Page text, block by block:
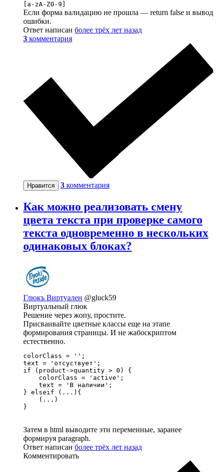
[a-zA-Z0-9]
Если форма валидацию не прошла — return false и вывод
ошибки.
Ответ написан более трёх лет назад
3 комментария
Нравится 3 комментария
Как можно реализовать смену
цвета текста при проверке самого
текста одновременно в нескольких
одинаковых блоках?
Глюкъ Виртуален @gluck59
Виртуальный глюк
Решение через жопу, простите.
Присваивайте цветные классы еще на этапе
формирования страницы. И не жабоскриптом
естественно.
colorClass = '';
text = 'отсуствует';
if (product->quantity > 0) {
    colorClass = 'active';
    text = 'В наличии';
} elseif (...){
    (...)
}
Затем в html выводите эти переменные, заранее
формируя paragraph.
Ответ написан более трёх лет назад
Комментировать